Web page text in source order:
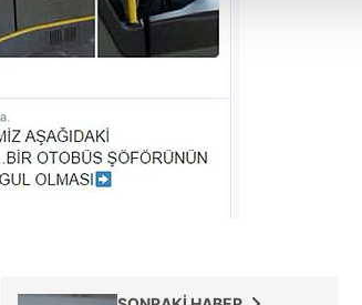
işlenmekte olup gerekli olan çerezler bilgi
sitemizin daha işlevsel kılınması ve
amaçlarıyla sınırlı olarak açık rızanız
alan panel vasıtasıyla belirleyebilirsiniz.
Metnimizi ziyaret edebilirsiniz.
uyarınca hazırlanmış Aydınlatma
ilgili bilgi almak için lütfen